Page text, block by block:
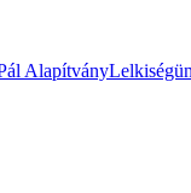
Alapítvány